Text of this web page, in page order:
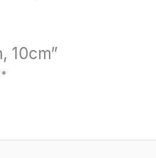
10cm”
*